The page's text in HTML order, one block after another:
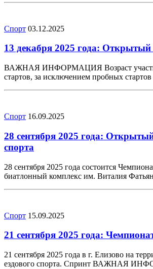
Спорт 03.12.2025
13 декабря 2025 года:
ВАЖНАЯ ИНФОРМАЦИЯ Возраст участника
стартов, за исключением пробных
Спорт 16.09.2025
28 сентября 2025 года:
спорта
28 сентября 2025 года состоится
биатлонный комплекс им. Виталия
Спорт 15.09.2025
21 сентября 2025 года:
21 сентября 2025 года в г. Елизово на
ездового спорта. Спринт ВАЖНАЯ